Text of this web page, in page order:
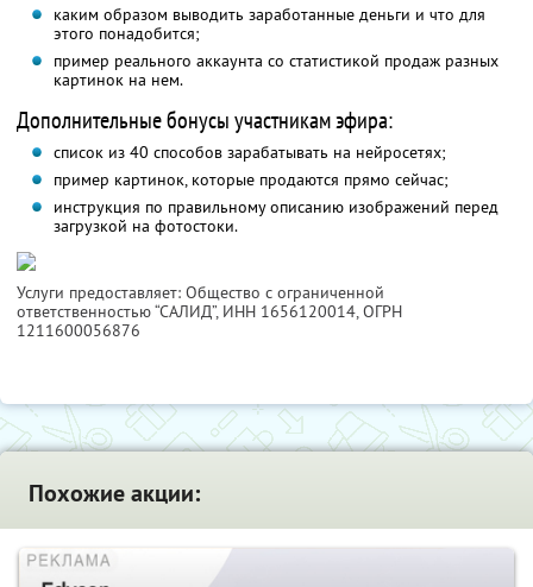
каким образом выводить заработанные деньги и что для
этого понадобится;
пример реального аккаунта со статистикой продаж разных
картинок на нем.
Дополнительные бонусы участникам эфира:
список из 40 способов зарабатывать на нейросетях;
пример картинок, которые продаются прямо сейчас;
инструкция по правильному описанию изображений перед
загрузкой на фотостоки.
Услуги предоставляет: Общество с ограниченной
ответственностью “САЛИД”, ИНН 1656120014, ОГРН
1211600056876
Похожие акции: